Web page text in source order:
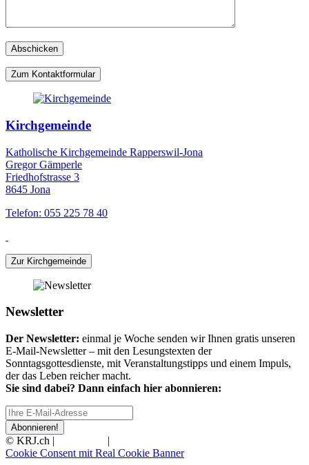
Zum Kontaktformular
Kirchgemeinde
Katholische Kirchgemeinde Rapperswil-Jona
Gregor Gämperle
Friedhofstrasse 3
8645 Jona
Telefon: 055 225 78 40
Zur Kirchgemeinde
Newsletter
Der Newsletter: einmal je Woche senden wir Ihnen gratis unseren
E-Mail-Newsletter – mit den Lesungstexten der
Sonntagsgottesdienste, mit Veranstaltungstipps und einem Impuls,
der das Leben reicher macht.
Sie sind dabei? Dann einfach hier abonnieren:
Abonnieren!
© KRJ.ch | |
Cookie Consent mit Real Cookie Banner